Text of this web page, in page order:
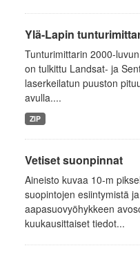
Ylä-Lapin
Tunturimittarin 2000-
on tulkittu Landsat- ja
laserkeilatun puuston
avulla....
ZIP
Vetiset suonpinnat
Aineisto kuvaa 10-m
suopintojen esiintymistä
aapasuovyöhykkeen
kuukausittaiset tiedot...